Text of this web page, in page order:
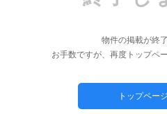
物件の掲載が終
お手数ですが、再度トップペ
トップペー